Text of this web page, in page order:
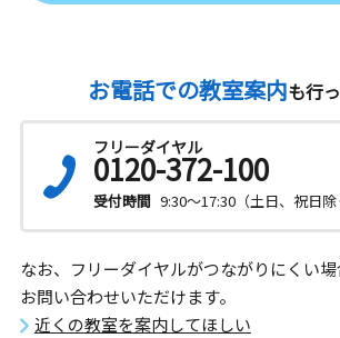
お電話での教室案内も行
フリーダイヤル
0120-372-100
受付時間 9:30～17:30（土日、祝日除
なお、フリーダイヤルがつながりにくい
お問い合わせいただけます。
近くの教室を案内してほしい